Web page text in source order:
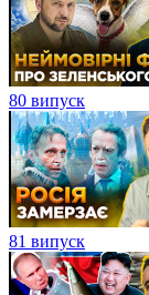
80 випуск
81 випуск